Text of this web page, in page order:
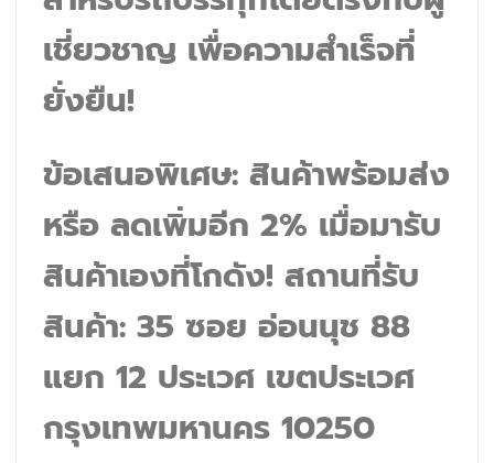
เชี่ยวชาญ เพื่อความสำเร็จที่
ยั่งยืน!
ข้อเสนอพิเศษ: สินค้าพร้อมส่ง
หรือ ลดเพิ่มอีก 2% เมื่อมารับ
สินค้าเองที่โกดัง! สถานที่รับ
สินค้า: 35 ซอย อ่อนนุช 88
แยก 12 ประเวศ เขตประเวศ
กรุงเทพมหานคร 10250